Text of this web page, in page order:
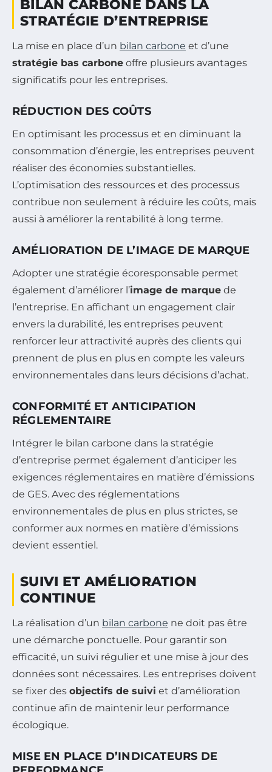
BILAN CARBONE DANS LA
STRATÉGIE D’ENTREPRISE
La mise en place d’un bilan carbone et d’une
stratégie bas carbone offre plusieurs avantages
significatifs pour les entreprises.
RÉDUCTION DES COÛTS
En optimisant les processus et en diminuant la
consommation d’énergie, les entreprises peuvent
réaliser des économies substantielles.
L’optimisation des ressources et des processus
contribue non seulement à réduire les coûts, mais
aussi à améliorer la rentabilité à long terme.
AMÉLIORATION DE L’IMAGE DE MARQUE
Adopter une stratégie écoresponsable permet
également d’améliorer l’image de marque de
l’entreprise. En affichant un engagement clair
envers la durabilité, les entreprises peuvent
renforcer leur attractivité auprès des clients qui
prennent de plus en plus en compte les valeurs
environnementales dans leurs décisions d’achat.
CONFORMITÉ ET ANTICIPATION
RÉGLEMENTAIRE
Intégrer le bilan carbone dans la stratégie
d’entreprise permet également d’anticiper les
exigences réglementaires en matière d’émissions
de GES. Avec des réglementations
environnementales de plus en plus strictes, se
conformer aux normes en matière d’émissions
devient essentiel.
SUIVI ET AMÉLIORATION
CONTINUE
La réalisation d’un bilan carbone ne doit pas être
une démarche ponctuelle. Pour garantir son
efficacité, un suivi régulier et une mise à jour des
données sont nécessaires. Les entreprises doivent
se fixer des objectifs de suivi et d’amélioration
continue afin de maintenir leur performance
écologique.
MISE EN PLACE D’INDICATEURS DE